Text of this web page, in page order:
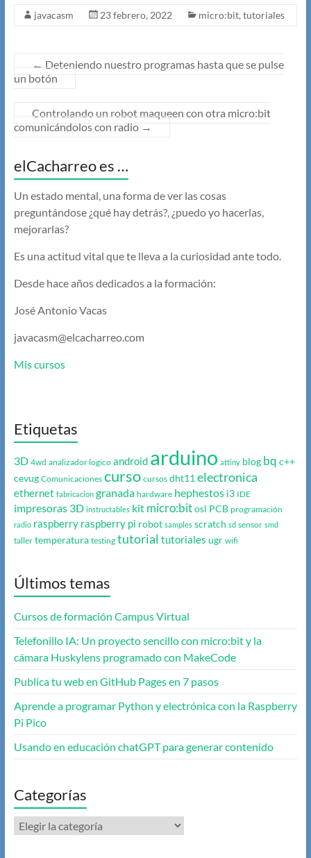
javacasm 23 febrero, 2022 micro:bit, tutoriales
← Deteniendo nuestro programas hasta que se pulse
un botón
Controlando un robot maqueen con otra micro:bit
comunicándolos con radio →
elCacharreo es …
Un estado mental, una forma de ver las cosas
preguntándose ¿qué hay detrás?, ¿puedo yo hacerlas,
mejorarlas?
Es una actitud vital que te lleva a la curiosidad ante todo.
Desde hace años dedicados a la formación:
José Antonio Vacas
javacasm@elcacharreo.com
Mis cursos
Etiquetas
3D 4wd analizador logico android arduino attiny blog bq c++
cevug Comunicaciones curso cursos dht11 electronica
ethernet fabricacion granada hardware hephestos i3 IDE
impresoras 3D instructables kit micro:bit osl PCB programación
radio raspberry raspberry pi robot samples scratch sd sensor smd
taller temperatura testing tutorial tutoriales ugr wifi
Últimos temas
Cursos de formación Campus Virtual
Telefonillo IA: Un proyecto sencillo con micro:bit y la
cámara Huskylens programado con MakeCode
Publica tu web en GitHub Pages en 7 pasos
Aprende a programar Python y electrónica con la Raspberry
Pi Pico
Usando en educación chatGPT para generar contenido
Categorías
Categorías